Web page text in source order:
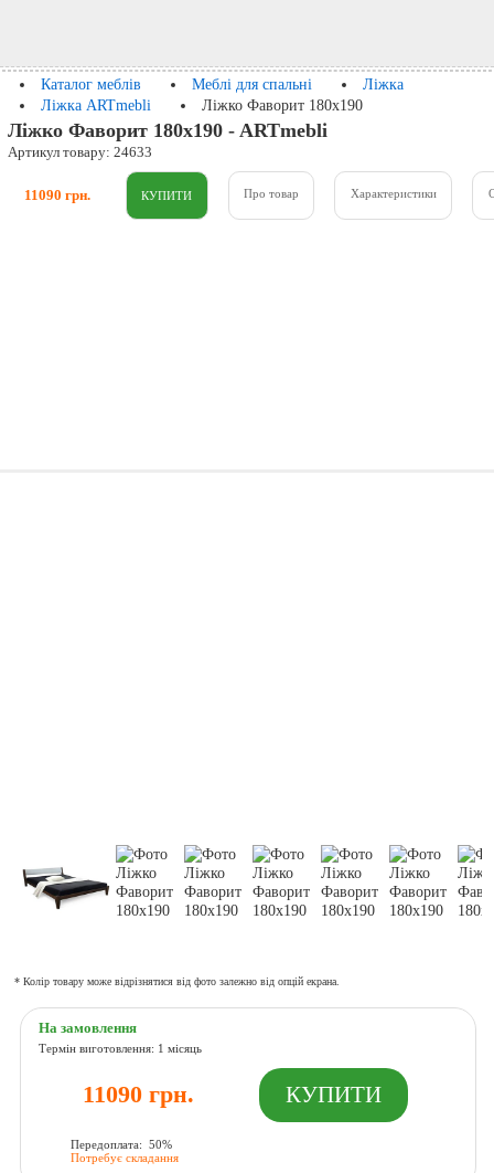
Каталог меблів Меблі для спальні
Ліжка
Ліжка ARTmebli
Ліжко Фаворит 180x190
Ліжко Фаворит 180x190 - ARTmebli
Артикул товару: 24633
11090 грн. Про товар Характеристики
* Колір товару може відрізнятися від фото залежно від опцій екрана.
На замовлення
Термін виготовлення: 1 місяць
11090 грн.
Передоплата: 50%
Потребує складання